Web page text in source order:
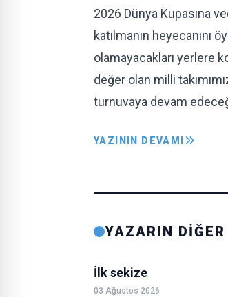
2026 Dünya Kupasına
katılmanın heyecanını
olamayacakları yerlere
değer olan milli
turnuvaya devam
YAZININ DEVAMI
YAZARIN
İlk sekize
03 Ağustos 2026